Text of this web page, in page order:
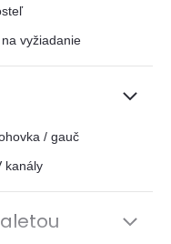
vyžiadanie
/ gauč
kanály